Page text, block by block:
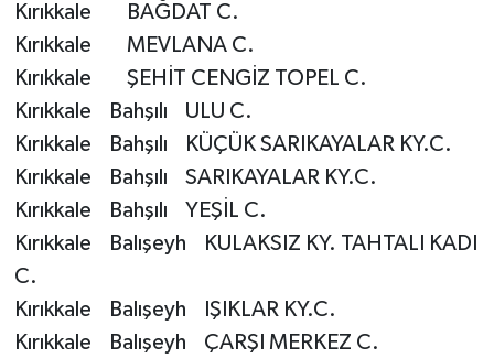
Kırıkkale BAĞDAT C.
Kırıkkale MEVLANA C.
Kırıkkale ŞEHİT CENGİZ TOPEL C.
Kırıkkale Bahşılı ULU C.
Kırıkkale Bahşılı KÜÇÜK SARIKAYALAR KY.C.
Kırıkkale Bahşılı SARIKAYALAR KY.C.
Kırıkkale Bahşılı YEŞİL C.
Kırıkkale Balışeyh KULAKSIZ KY. TAHTALI KADI
C.
Kırıkkale Balışeyh IŞIKLAR KY.C.
Kırıkkale Balışeyh ÇARŞI MERKEZ C.
Kahramanmaraş Müftülüğü
Karabük Müftülüğü
Karaman Müftülüğü
Kars Müftülüğü
Kastamonu Müftülüğü